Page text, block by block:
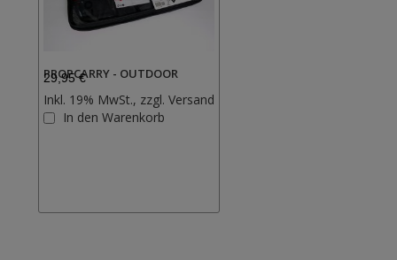
PROPCARRY - OUTDOOR
29,95 €
Inkl. 19% MwSt., zzgl. Versand
In den Warenkorb